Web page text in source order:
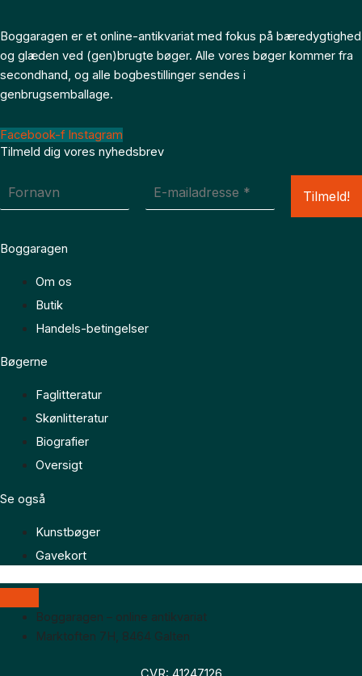
Boggaragen er et online-antikvariat med fokus på bæredygtighed
og glæden ved (gen)brugte bøger. Alle vores bøger kommer fra
secondhand, og alle bogbestillinger sendes i
genbrugsemballage.
Facebook-f Instagram
Tilmeld dig vores nyhedsbrev
Boggaragen
Om os
Butik
Handels-betingelser
Bøgerne
Faglitteratur
Skønlitteratur
Biografier
Oversigt
Se også
Kunstbøger
Gavekort
Boggaragen – online antikvariat
Marktoften 7H, 8464 Galten